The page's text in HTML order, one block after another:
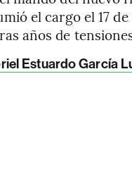
el cargo el 17
años de
Estuardo García